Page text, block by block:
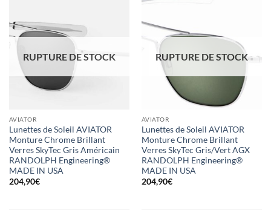
RUPTURE DE STOCK
AVIATOR
Lunettes de Soleil AVIATOR
Monture Chrome Brillant
Verres SkyTec Gris Américain
RANDOLPH Engineering®
MADE IN USA
204,90€
RUPTURE DE STOCK
AVIATOR
Lunettes de Soleil AVIATOR
Monture Chrome Brillant
Verres SkyTec Gris/Vert AGX
RANDOLPH Engineering®
MADE IN USA
204,90€